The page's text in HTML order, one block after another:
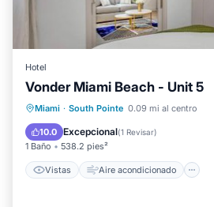
Hotel
Vonder Miami Beach - Unit 5
Miami · South Pointe 0.09 mi al centro
10.0 Excepcional(1 Revisar)
1 Baño 538.2 pies²
Vistas Aire acondicionado
Vistas Aire acondicionado
Apto para niños